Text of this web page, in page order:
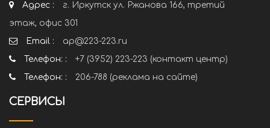
Адрес :
г. Иркутск ул. Ржанова 166, третий
этаж, офис 301
Email :
ap@223-223.ru
Телефон: :
+7 (3952) 223-223 (контакт центр)
Телефон: :
206-788 (реклама на сайте)
СЕРВИСЫ